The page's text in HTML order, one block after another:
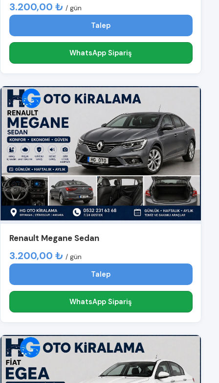
3.200,00 ₺ / gün
Talep
WhatsApp Sipariş
Renault Megane Sedan
3.200,00 ₺ / gün
Talep
WhatsApp Sipariş